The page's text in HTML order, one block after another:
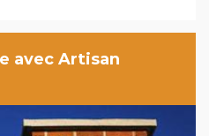
avec Artisan